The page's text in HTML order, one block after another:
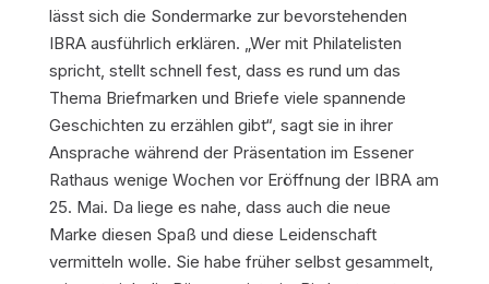
lässt sich die Sondermarke zur bevorstehenden
IBRA ausführlich erklären. „Wer mit Philatelisten
spricht, stellt schnell fest, dass es rund um das
Thema Briefmarken und Briefe viele spannende
Geschichten zu erzählen gibt“, sagt sie in ihrer
Ansprache während der Präsentation im Essener
Rathaus wenige Wochen vor Eröffnung der IBRA am
25. Mai. Da liege es nahe, dass auch die neue
Marke diesen Spaß und diese Leidenschaft
vermitteln wolle. Sie habe früher selbst gesammelt,